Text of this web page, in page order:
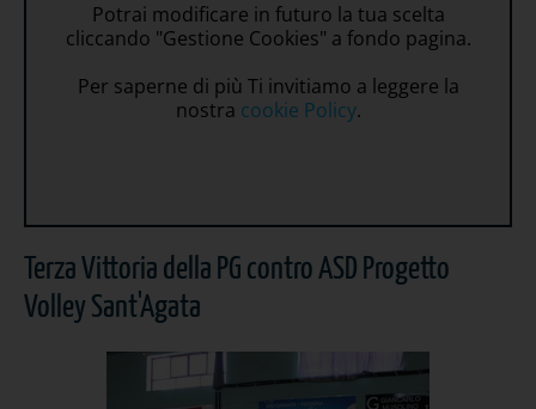
Potrai modificare in futuro la tua scelta
cliccando "Gestione Cookies" a fondo pagina.
Per saperne di più Ti invitiamo a leggere la
nostra cookie Policy.
Terza Vittoria della PG contro ASD Progetto
Volley Sant'Agata